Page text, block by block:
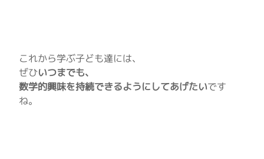
これから学ぶ子ども達には、
ぜひいつまでも、
数学的興味を持続できるようにしてあげたいです
ね。